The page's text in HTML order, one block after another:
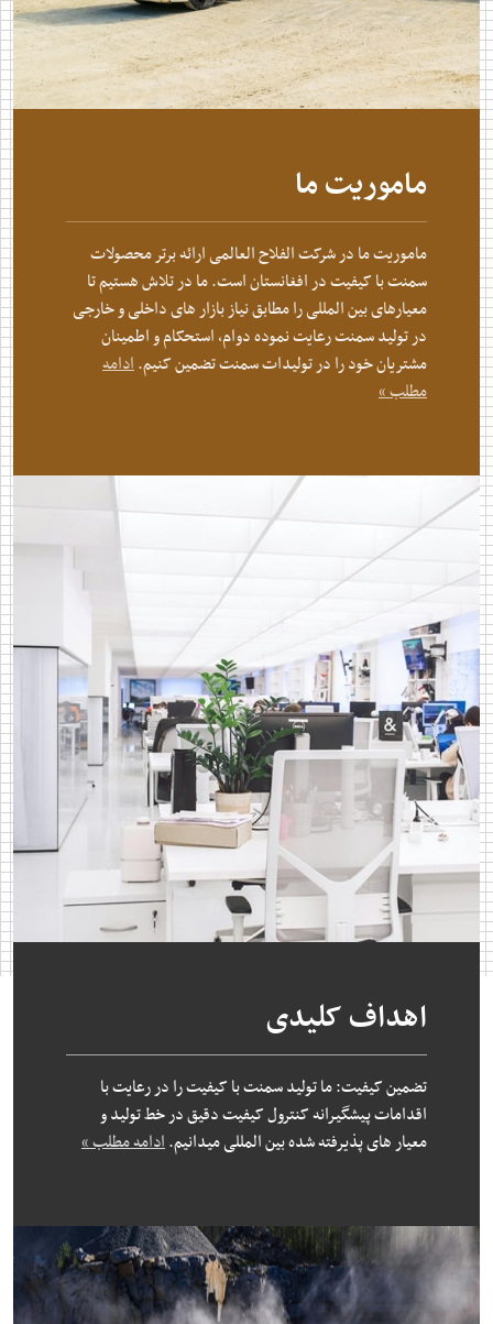
ماموریت ما
ماموریت ما در شرکت الفلاح العالمی ارائه برتر محصولات
سمنت با کیفیت در افغانستان است. ما در تلاش هستیم تا
معیارهای بین المللی را مطابق نیاز بازار های داخلی و خارجی
در تولید سمنت رعایت نموده دوام، استحکام و اطمینان
مشتریان خود را در تولیدات سمنت تضمین کنیم.ادامه
مطلب »
اهداف کلیدی
تضمین کیفیت: ما تولید سمنت با کیفیت را در رعایت با
اقدامات پیشگیرانه کنترول کیفیت دقیق در خط تولید و
معیار های پذیرفته شده بین المللی میدانیم.ادامه مطلب »